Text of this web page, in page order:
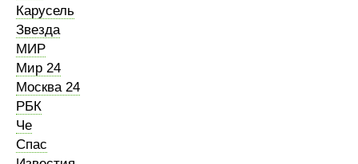
Карусель
Звезда
МИР
Мир 24
Москва 24
РБК
Че
Спас